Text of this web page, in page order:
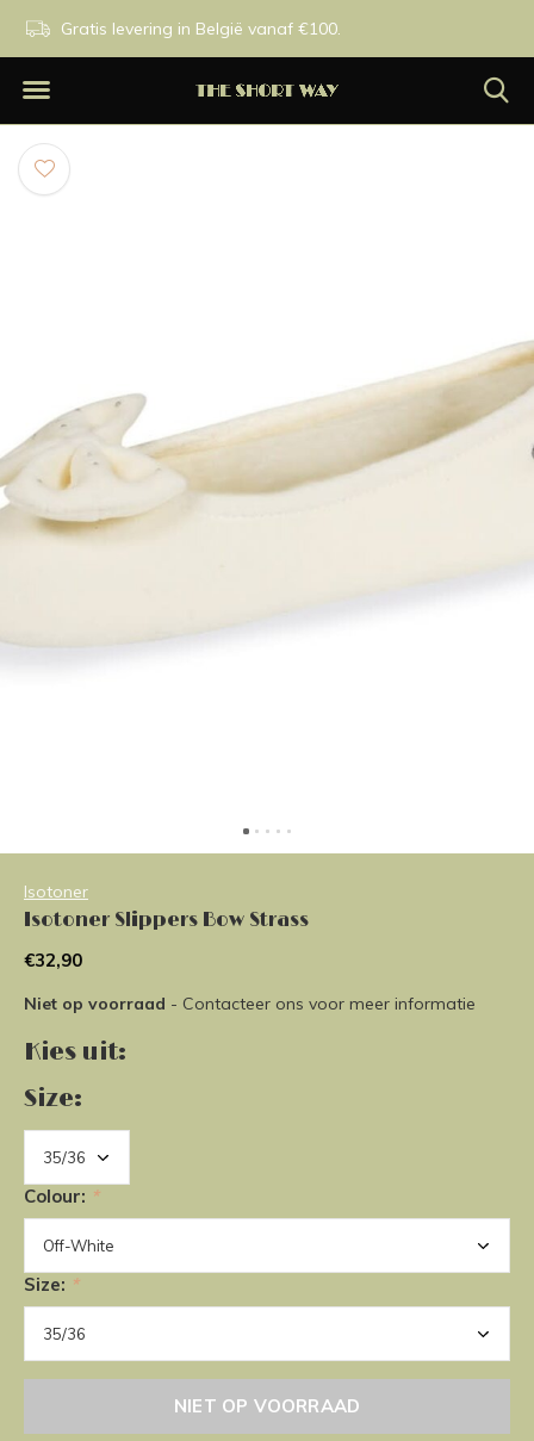
Gratis levering in België vanaf €100.
Isotoner
Isotoner Slippers Bow Strass
€32,90
Niet op voorraad - Contacteer ons voor meer informatie
Kies uit:
Size:
Colour: *
Size: *
NIET OP VOORRAAD